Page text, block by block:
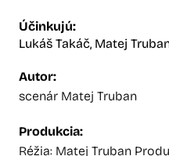
Účinkujú:
Lukáš Takáč, Matej
Autor:
scenár Matej Truban
Produkcia:
Réžia: Matej Truban